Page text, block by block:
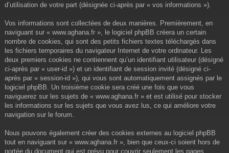
d’utilisation de votre part (désignée ci-après par « vos informations »).
Vos informations sont collectées de deux manières. Premièrement, en
naviguant sur « www.aghana.fr », le logiciel phpBB créera un certain
nombre de cookies, qui sont des petits fichiers textes téléchargés dans
les fichiers temporaires du navigateur Internet de votre ordinateur. Les
deux premiers cookies ne contiennent qu’un identifiant utilisateur (désigné
ci-après par « user-id ») et un identifiant de session invité (désigné ci-
après par « session-id »), qui vous sont automatiquement assignés par le
logiciel phpBB. Un troisième cookie sera créé une fois que vous
naviguerez sur les sujets de « www.aghana.fr » et est utilisé pour stocker
les informations sur les sujets que vous avez lus, ce qui améliore votre
navigation sur le forum.
Nous pouvons également créer des cookies externes au logiciel phpBB
tout en naviguant sur « www.aghana.fr », bien que ceux-ci soient hors de
portée du document qui est prévu pour couvrir seulement les pages